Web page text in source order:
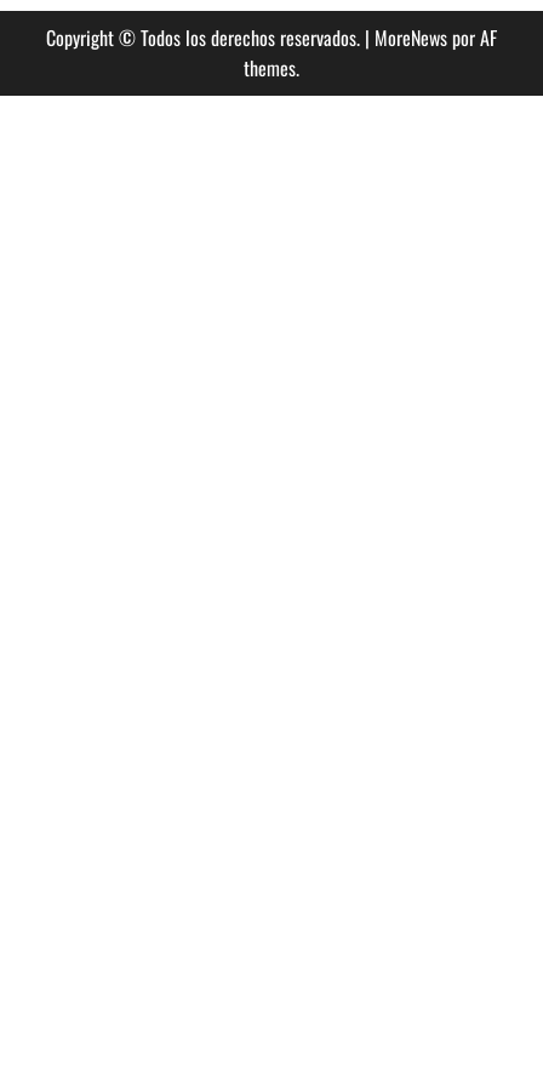
Copyright © Todos los derechos reservados. | MoreNewspor AF
themes.